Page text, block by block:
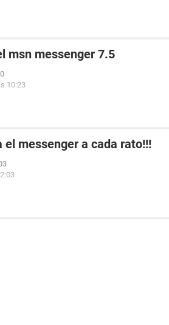
msn messenger 7.5
10:23
el messenger a cada rato!!!